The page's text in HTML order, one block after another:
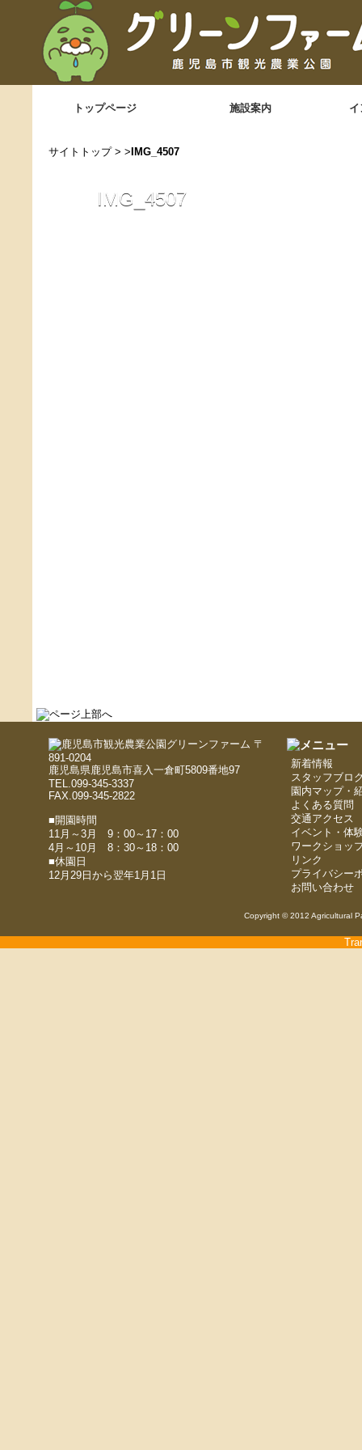
トップページ 施設案内
サイトトップ> > IMG_4507
IMG_4507
〒
891-0204
鹿児島県鹿児島市喜入一倉町5809番地97
TEL.099-345-3337
FAX.099-345-2822
■開園時間
11月～3月 9：00～17：00
4月～10月 8：30～18：00
■休園日
12月29日から翌年1月1日
新着情報
スタッフブロ
園内マップ・
よくある質問
交通アクセス
イベント・体
ワークショッ
リンク
プライバシー
お問い合わせ
Copyright © 2012 Agricultural